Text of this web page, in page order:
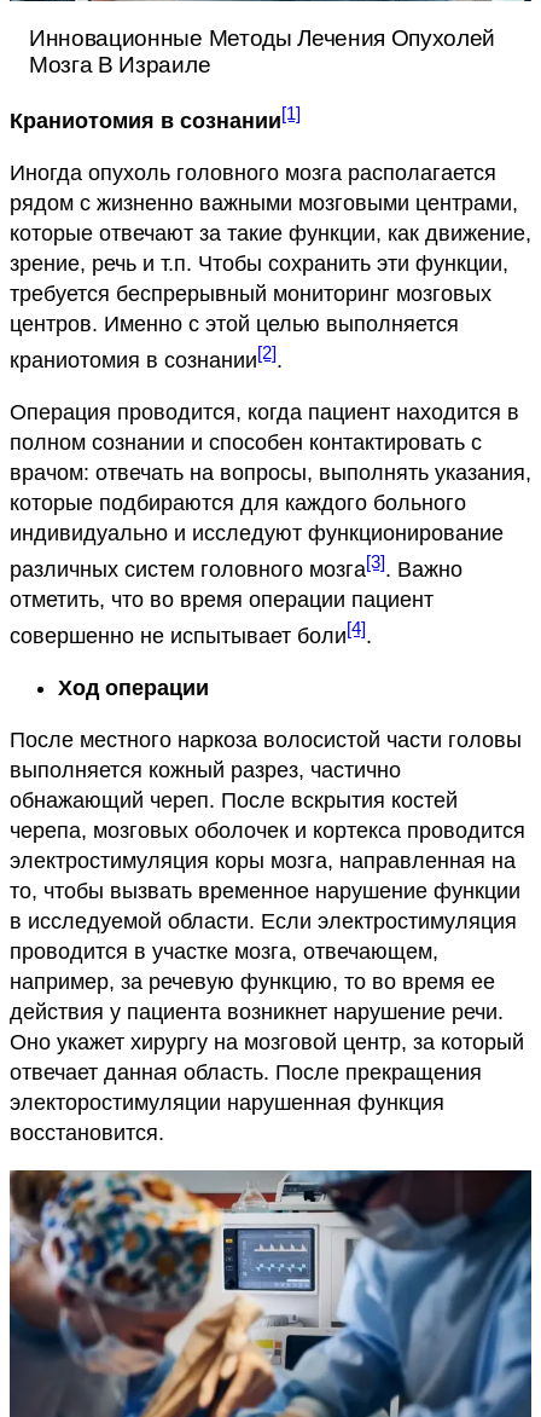
Инновационные Методы Лечения Опухолей
Мозга В Израиле
Краниотомия в сознании[1]
Иногда опухоль головного мозга располагается
рядом с жизненно важными мозговыми центрами,
которые отвечают за такие функции, как движение,
зрение, речь и т.п. Чтобы сохранить эти функции,
требуется беспрерывный мониторинг мозговых
центров. Именно с этой целью выполняется
краниотомия в сознании[2].
Операция проводится, когда пациент находится в
полном сознании и способен контактировать с
врачом: отвечать на вопросы, выполнять указания,
которые подбираются для каждого больного
индивидуально и исследуют функционирование
различных систем головного мозга[3]. Важно
отметить, что во время операции пациент
совершенно не испытывает боли[4].
Ход операции
После местного наркоза волосистой части головы
выполняется кожный разрез, частично
обнажающий череп. После вскрытия костей
черепа, мозговых оболочек и кортекса проводится
электростимуляция коры мозга, направленная на
то, чтобы вызвать временное нарушение функции
в исследуемой области. Если электростимуляция
проводится в участке мозга, отвечающем,
например, за речевую функцию, то во время ее
действия у пациента возникнет нарушение речи.
Оно укажет хирургу на мозговой центр, за который
отвечает данная область. После прекращения
электоростимуляции нарушенная функция
восстановится.